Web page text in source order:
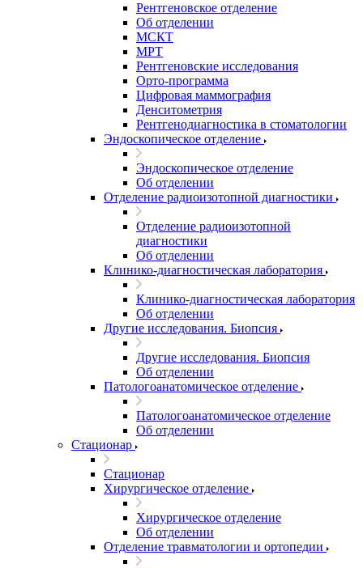
Рентгеновское отделение
Об отделении
МСКТ
МРТ
Рентгеновские исследования
Орто-программа
Цифровая маммография
Денситометрия
Рентгенодиагностика в стоматологии
Эндоскопическое отделение
Эндоскопическое отделение
Об отделении
Отделение радиоизотопной диагностики
Отделение радиоизотопной
диагностики
Об отделении
Клинико-диагностическая лаборатория
Клинико-диагностическая лаборатория
Об отделении
Другие исследования. Биопсия
Другие исследования. Биопсия
Об отделении
Патологоанатомическое отделение
Патологоанатомическое отделение
Об отделении
Стационар
Стационар
Хирургическое отделение
Хирургическое отделение
Об отделении
Отделение травматологии и ортопедии